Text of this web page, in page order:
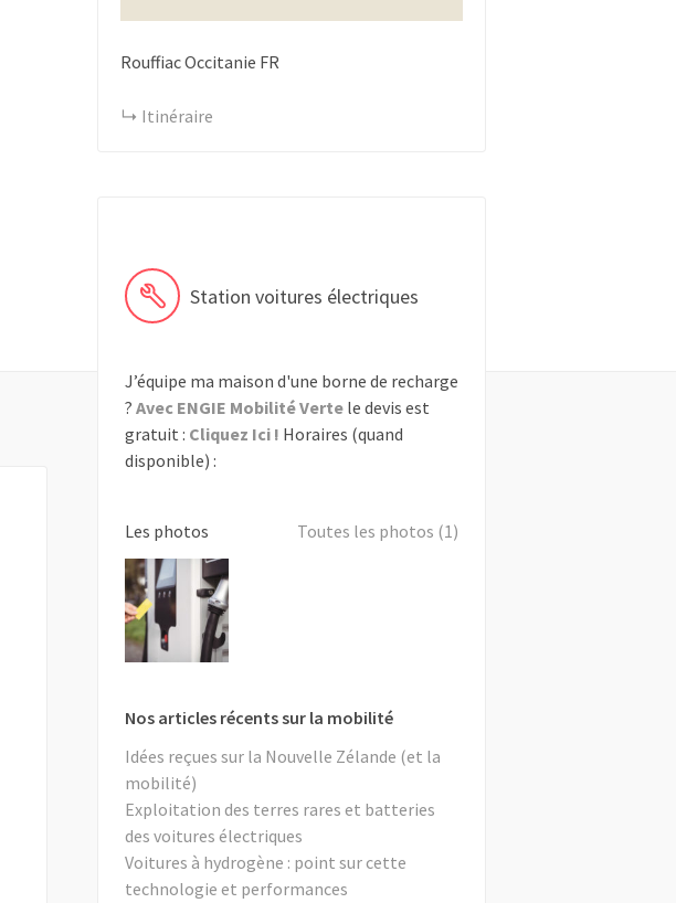
RouffiacOccitanie FR
Itinéraire
Station voitures électriques
J’équipe ma maison d'une borne de recharge
? Avec ENGIE Mobilité Vertele devis est
gratuit : Cliquez Ici ! Horaires (quand
disponible) :
Les photos Toutes les photos (1)
Nos articles récents sur la mobilité
Idées reçues sur la Nouvelle Zélande (et la
mobilité)
Exploitation des terres rares et batteries
des voitures électriques
Voitures à hydrogène : point sur cette
technologie et performances